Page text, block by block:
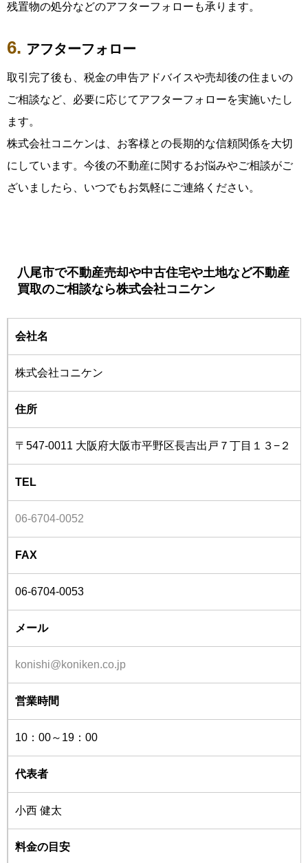
残置物の処分などのアフターフォローも承ります。
アフターフォロー
取引完了後も、税金の申告アドバイスや売却後の住まいの
ご相談など、必要に応じてアフターフォローを実施いたし
ます。
株式会社コニケンは、お客様との長期的な信頼関係を大切
にしています。今後の不動産に関するお悩みやご相談がご
ざいましたら、いつでもお気軽にご連絡ください。
八尾市で不動産売却や中古住宅や土地など不動産
買取のご相談なら株式会社コニケン
会社名
株式会社コニケン
住所
〒547-0011 大阪府大阪市平野区長吉出戸７丁目１３−２
TEL
06-6704-0052
FAX
06-6704-0053
メール
konishi@koniken.co.jp
営業時間
10：00～19：00
代表者
小西 健太
料金の目安